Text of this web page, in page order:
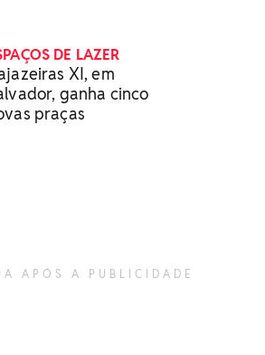
DE LAZER
XI, em
ganha cinco
praças
APÓS A PUBLICIDADE